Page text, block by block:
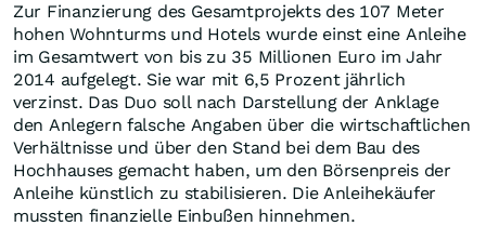
Zur Finanzierung des Gesamtprojekts des 107 Meter
hohen Wohnturms und Hotels wurde einst eine Anleihe
im Gesamtwert von bis zu 35 Millionen Euro im Jahr
2014 aufgelegt. Sie war mit 6,5 Prozent jährlich
verzinst. Das Duo soll nach Darstellung der Anklage
den Anlegern falsche Angaben über die wirtschaftlichen
Verhältnisse und über den Stand bei dem Bau des
Hochhauses gemacht haben, um den Börsenpreis der
Anleihe künstlich zu stabilisieren. Die Anleihekäufer
mussten finanzielle Einbußen hinnehmen.